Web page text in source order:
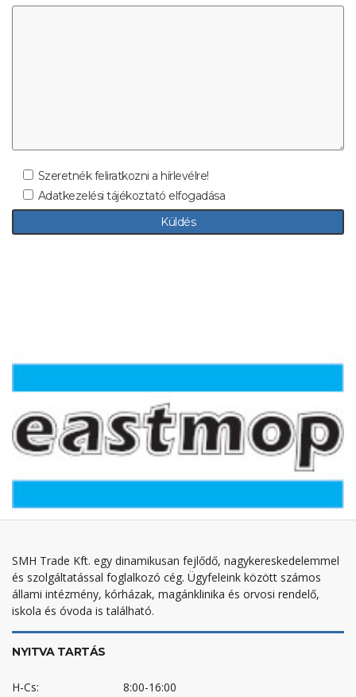
Szeretnék feliratkozni a hírlevélre!
Adatkezelési tájékoztató elfogadása
SMH Trade Kft. egy dinamikusan fejlődő, nagykereskedelemmel
és szolgáltatással foglalkozó cég. Ügyfeleink között számos
állami intézmény, kórházak, magánklinika és orvosi rendelő,
iskola és óvoda is található.
NYITVA TARTÁS
H-Cs: 8:00-16:00